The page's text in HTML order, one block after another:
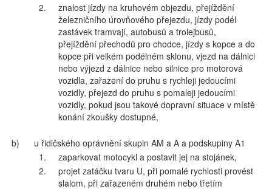
2.
znalost jízdy na kruhovém objezdu, přejíždění
železničního úrovňového přejezdu, jízdy podél
zastávek tramvají, autobusů a trolejbusů,
přejíždění přechodů pro chodce, jízdy s kopce a do
kopce při velkém podélném sklonu, vjezd na dálnici
nebo výjezd z dálnice nebo silnice pro motorová
vozidla, zařazení do pruhu s rychleji jedoucími
vozidly, přejezd do pruhu s pomaleji jedoucími
vozidly, pokud jsou takové dopravní situace v místě
konání zkoušky dostupné,
b)
u řidičského oprávnění skupin AM a A a podskupiny A1
1.
zaparkovat motocykl a postavit jej na stojánek,
2.
projet zatáčku tvaru U, při pomalé rychlosti provést
slalom, při zařazeném druhém nebo třetím